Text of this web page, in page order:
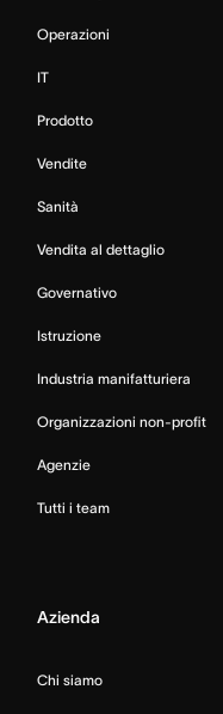
Operazioni
IT
Prodotto
Vendite
Sanità
Vendita al dettaglio
Governativo
Istruzione
Industria manifatturiera
Organizzazioni non-profit
Agenzie
Tutti i team
Azienda
Chi siamo